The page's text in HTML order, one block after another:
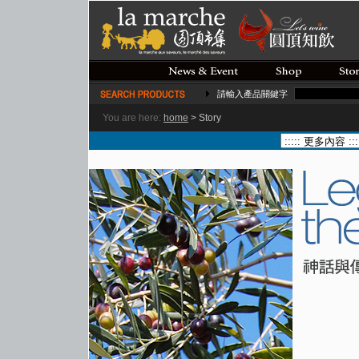
請輸入產品關鍵字
You are here: home > Story